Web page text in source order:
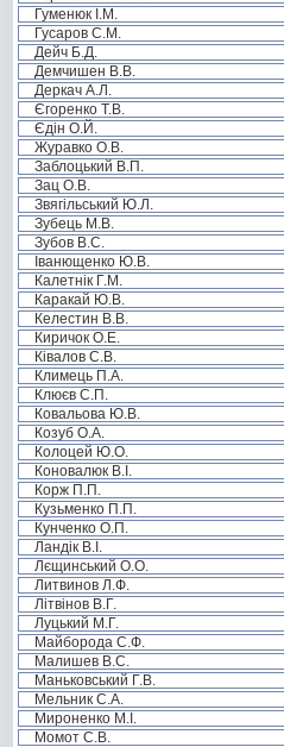
Гуменюк І.М.
Гусаров С.М.
Дейч Б.Д.
Демчишен В.В.
Деркач А.Л.
Єгоренко Т.В.
Єдін О.Й.
Журавко О.В.
Заблоцький В.П.
Зац О.В.
Звягільський Ю.Л.
Зубець М.В.
Зубов В.С.
Іванющенко Ю.В.
Калетнік Г.М.
Каракай Ю.В.
Келестин В.В.
Киричок О.Е.
Ківалов С.В.
Климець П.А.
Клюєв С.П.
Ковальова Ю.В.
Козуб О.А.
Колоцей Ю.О.
Коновалюк В.І.
Корж П.П.
Кузьменко П.П.
Кунченко О.П.
Ландік В.І.
Лєщинський О.О.
Литвинов Л.Ф.
Літвінов В.Г.
Луцький М.Г.
Майборода С.Ф.
Малишев В.С.
Маньковський Г.В.
Мельник С.А.
Мироненко М.І.
Момот С.В.